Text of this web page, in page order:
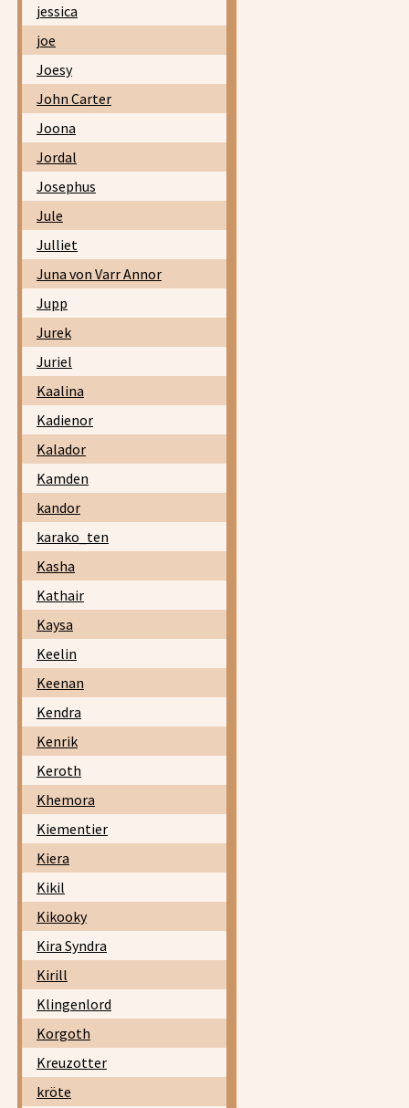
jessica
joe
Joesy
John Carter
Joona
Jordal
Josephus
Jule
Julliet
Juna von Varr Annor
Jupp
Jurek
Juriel
Kaalina
Kadienor
Kalador
Kamden
kandor
karako_ten
Kasha
Kathair
Kaysa
Keelin
Keenan
Kendra
Kenrik
Keroth
Khemora
Kiementier
Kiera
Kikil
Kikooky
Kira Syndra
Kirill
Klingenlord
Korgoth
Kreuzotter
kröte